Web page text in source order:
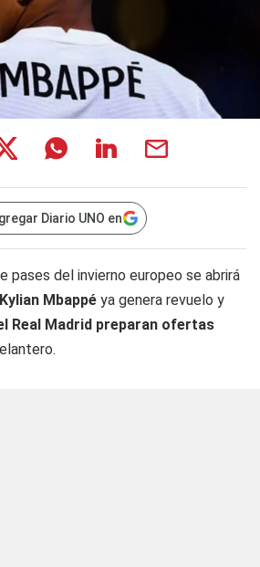
Diario UNO en
pases del invierno europeo se abrirá
Mbappé ya genera revuelo y
Real Madrid preparan ofertas